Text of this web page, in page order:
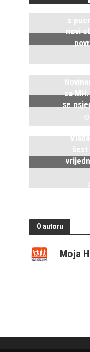
s
novi
za
se
šest
O autoru
Moja